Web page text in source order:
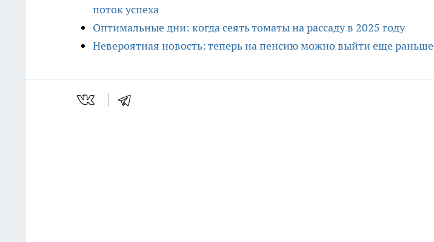
поток успеха
Оптимальные дни: когда сеять томаты на рассаду в 2025 году
Невероятная новость: теперь на пенсию можно выйти еще раньше